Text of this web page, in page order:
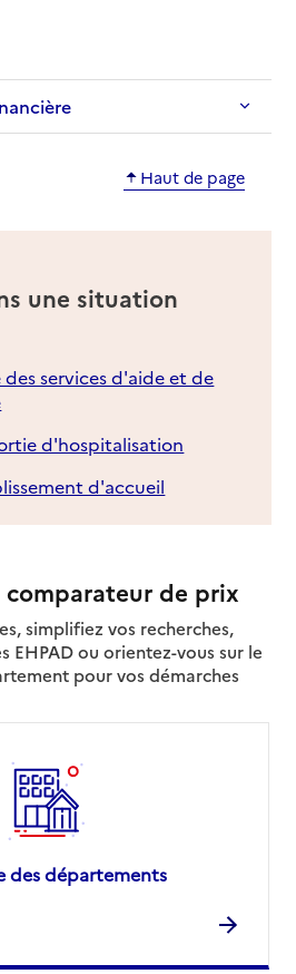
Haut de page
une situation
services d'aide et de
d'hospitalisation
d'accueil
de prix
simplifiez vos recherches,
EHPAD ou orientez-vous sur le
pour vos démarches
des départements